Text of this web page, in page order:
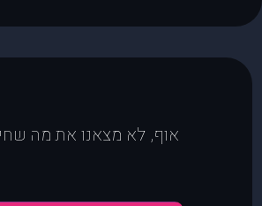
אוף, לא מצאנו את מה